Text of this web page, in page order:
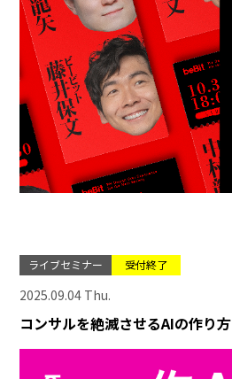
ライブセミナー 受付終了
2025.09.04 Thu.
コンサルを絶滅させるAIの作り方